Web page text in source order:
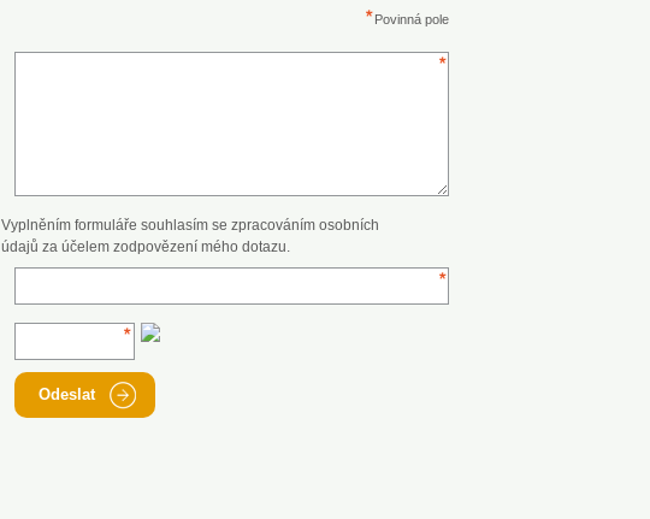
Povinná pole
Vyplněním formuláře souhlasím se zpracováním osobních
údajů za účelem zodpovězení mého dotazu.
Odeslat